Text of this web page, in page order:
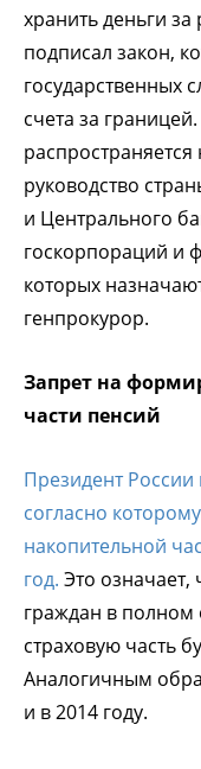
хранить деньги
подписал закон,
государственных
счета за
руководство
и Центрального
госкорпораций и
которых
генпрокурор.
Запрет на
части пенсий
Президент России
согласно
накопительной
год. Это означает,
граждан в полном
страховую часть
Аналогичным
и в 2014 году.